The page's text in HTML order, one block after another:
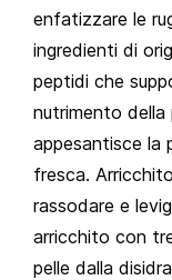
enfatizzare le
ingredienti di
peptidi che
nutrimento
appesantisce la
fresca.
rassodare e
arricchito con
pelle dalla